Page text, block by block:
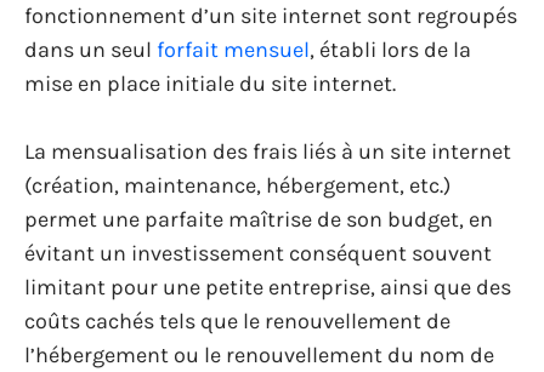
fonctionnement d’un site internet sont regroupés
dans un seul forfait mensuel, établi lors de la
mise en place initiale du site internet.
La mensualisation des frais liés à un site internet
(création, maintenance, hébergement, etc.)
permet une parfaite maîtrise de son budget, en
évitant un investissement conséquent souvent
limitant pour une petite entreprise, ainsi que des
coûts cachés tels que le renouvellement de
l’hébergement ou le renouvellement du nom de